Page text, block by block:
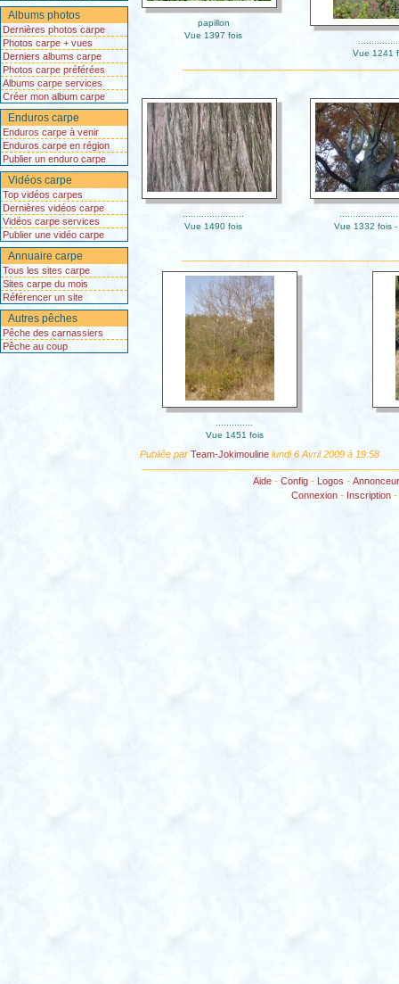
Albums photos
Dernières photos carpe
Photos carpe + vues
Derniers albums carpe
Photos carpe préférées
Albums carpe services
Créer mon album carpe
Enduros carpe
Enduros carpe à venir
Enduros carpe en région
Publier un enduro carpe
Vidéos carpe
Top vidéos carpes
Dernières vidéos carpe
Vidéos carpe services
Publier une vidéo carpe
Annuaire carpe
Tous les sites carpe
Sites carpe du mois
Référencer un site
Autres pêches
Pêche des carnassiers
Pêche au coup
papillon
Vue 1397 fois
Vue 1241
Vue 1490 fois
Vue 1332 fois -
Vue 1451 fois
Publiêe par Team-Jokimoulinelundi 6 Avril 2009 à 19:58
Aide- Config- Logos -
Connexion - Inscription -